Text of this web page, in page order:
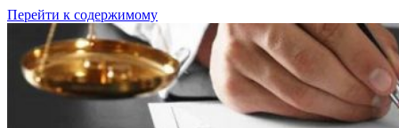
Перейти к содержимому